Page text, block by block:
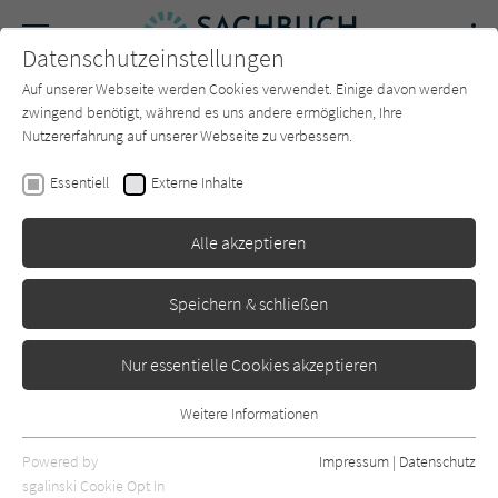
SUCHE Forum Charts Newsletter
Diri Hustvedt
Männer, die auf Frauen
schauen
Rowohlt Erschienen: Februar 2020 0
Datenschutzeinstellungen
Auf unserer Webseite werden Cookies verwendet. Einige davon werden
zwingend benötigt, während es uns andere ermöglichen, Ihre
Nutzererfahrung auf unserer Webseite zu verbessern.
Essentiell Externe Inhalte
Alle akzeptieren
Speichern & schließen
Nur essentielle Cookies akzeptieren
Essentielle Cookies werden für grundlegende Funktionen der
Webseite benötigt. Dadurch ist gewährleistet, dass die Webseite
Weitere Informationen
Powered by
sgalinski Cookie Opt In
Impressum | Datenschutz